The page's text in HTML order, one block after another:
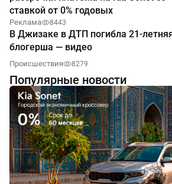
ставкой от 0% годовых
Реклама 8443
В Джизаке в ДТП погибла 21-
блогерша — видео
Происшествия 8279
Популярные новости